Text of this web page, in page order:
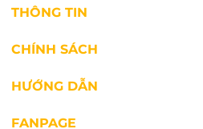
Bình chứa nước dung tích
THÔNG TIN
CHÍNH SÁCH
HƯỚNG DẪN
FANPAGE